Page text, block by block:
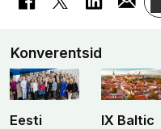
Konverentsid
Eesti
IX Baltic